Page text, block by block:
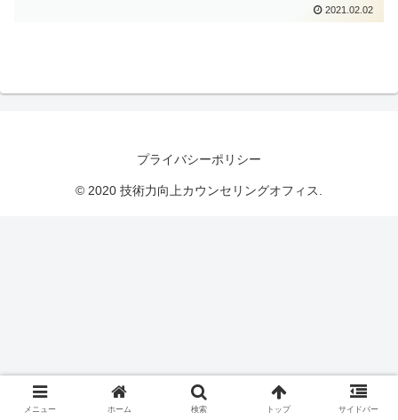
2021.02.02
プライバシーポリシー
© 2020 技術力向上カウンセリングオフィス.
メニュー ホーム 検索 トップ サイドバー